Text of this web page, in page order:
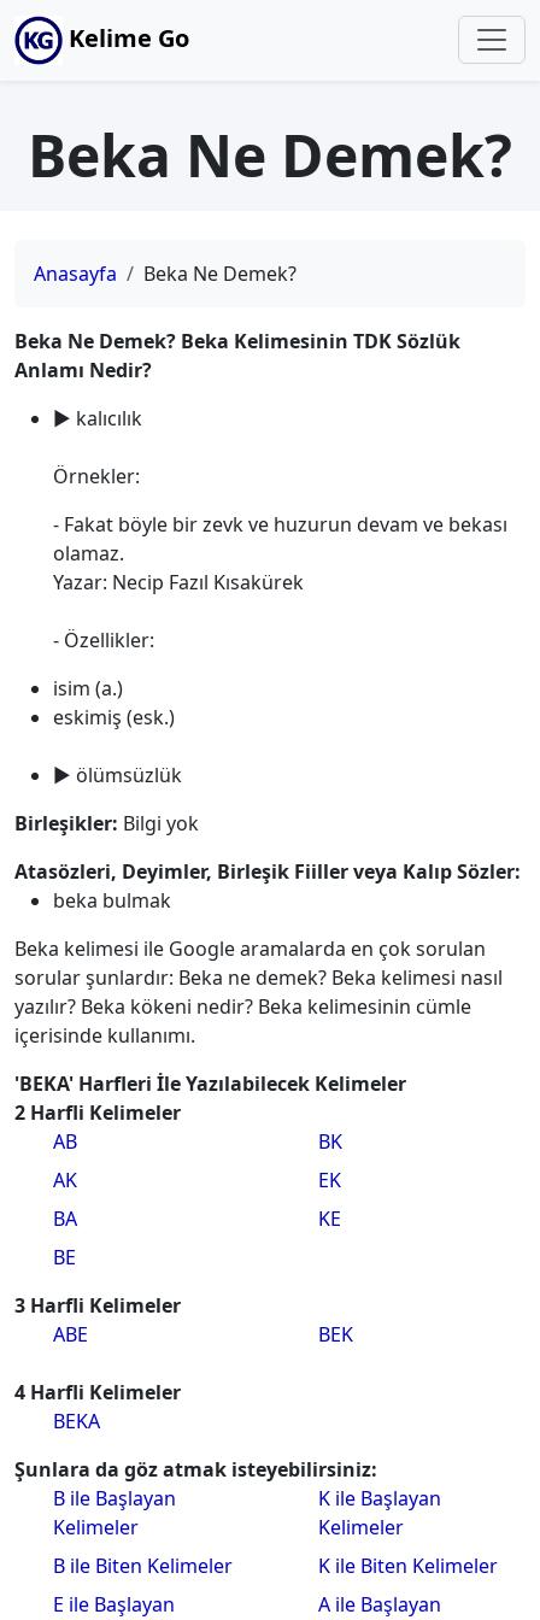
Kelime Go
Beka Ne Demek?
Anasayfa Beka Ne Demek?
Beka Ne Demek? Beka Kelimesinin TDK Sözlük
Anlamı Nedir?
► kalıcılık
Örnekler:
- Fakat böyle bir zevk ve huzurun devam ve bekası
olamaz.
Yazar: Necip Fazıl Kısakürek
- Özellikler:
isim (a.)
eskimiş (esk.)
► ölümsüzlük
Birleşikler: Bilgi yok
Atasözleri, Deyimler, Birleşik Fiiller veya Kalıp Sözler:
beka bulmak
Beka kelimesi ile Google aramalarda en çok sorulan
sorular şunlardır: Beka ne demek? Beka kelimesi nasıl
yazılır? Beka kökeni nedir? Beka kelimesinin cümle
içerisinde kullanımı.
'BEKA' Harfleri İle Yazılabilecek Kelimeler
2 Harfli Kelimeler
AB
AK
BA
BE
BK
EK
KE
3 Harfli Kelimeler
ABE
BEK
4 Harfli Kelimeler
BEKA
Şunlara da göz atmak isteyebilirsiniz:
B ile Başlayan
Kelimeler
B ile Biten Kelimeler
E ile Başlayan
K ile Başlayan
Kelimeler
K ile Biten Kelimeler
A ile Başlayan